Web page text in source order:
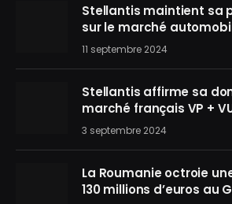
Stellantis maintient sa
sur le marché
11 septembre 2024
Stellantis affirme sa
marché français VP +
3 septembre 2024
La Roumanie octroie
130 millions d’euros au